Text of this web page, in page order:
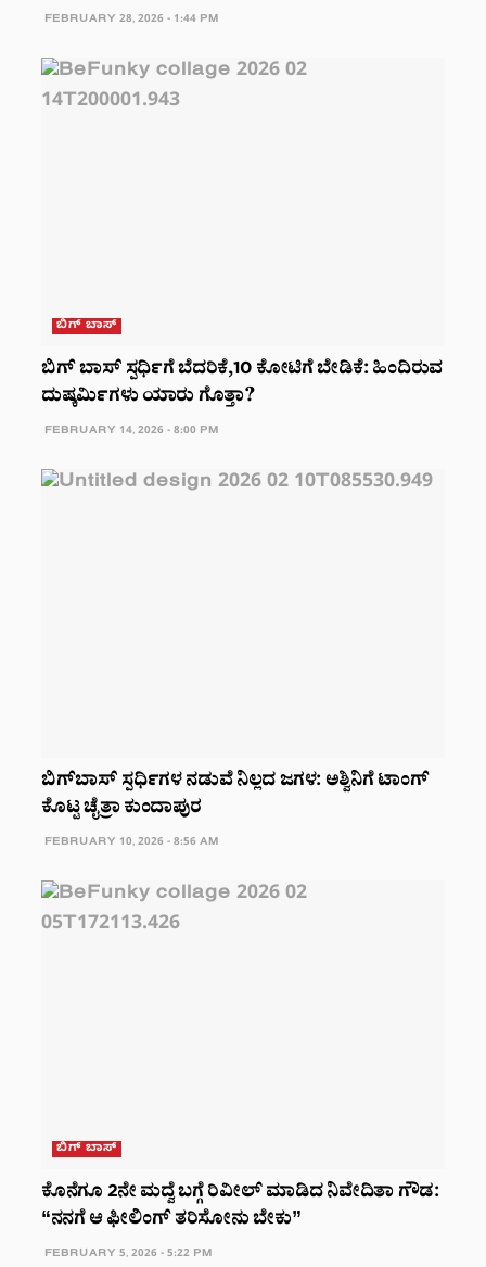
FEBRUARY 28, 2026 - 1:44 PM
ಬಿಗ್ ಬಾಸ್
ಬಿಗ್ ಬಾಸ್ ಸ್ಪರ್ಧಿಗೆ ಬೆದರಿಕೆ,10 ಕೋಟಿಗೆ ಬೇಡಿಕೆ: ಹಿಂದಿರುವ
ದುಷ್ಕರ್ಮಿಗಳು ಯಾರು ಗೊತ್ತಾ?
FEBRUARY 14, 2026 - 8:00 PM
ಬಿಗ್‌ಬಾಸ್ ಸ್ಪರ್ಧಿಗಳ ನಡುವೆ ನಿಲ್ಲದ ಜಗಳ: ಅಶ್ವಿನಿಗೆ ಟಾಂಗ್
ಕೊಟ್ಟ ಚೈತ್ರಾ ಕುಂದಾಪುರ
FEBRUARY 10, 2026 - 8:56 AM
ಬಿಗ್ ಬಾಸ್
ಕೊನೆಗೂ 2ನೇ ಮದ್ವೆ ಬಗ್ಗೆ ರಿವೀಲ್ ಮಾಡಿದ ನಿವೇದಿತಾ ಗೌಡ:
“ನನಗೆ ಆ ಫೀಲಿಂಗ್ ತರಿಸೋನು ಬೇಕು”
FEBRUARY 5, 2026 - 5:22 PM